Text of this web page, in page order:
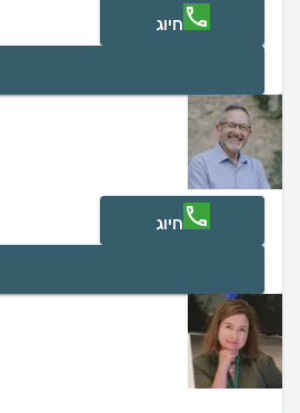
חיוג
חיוג